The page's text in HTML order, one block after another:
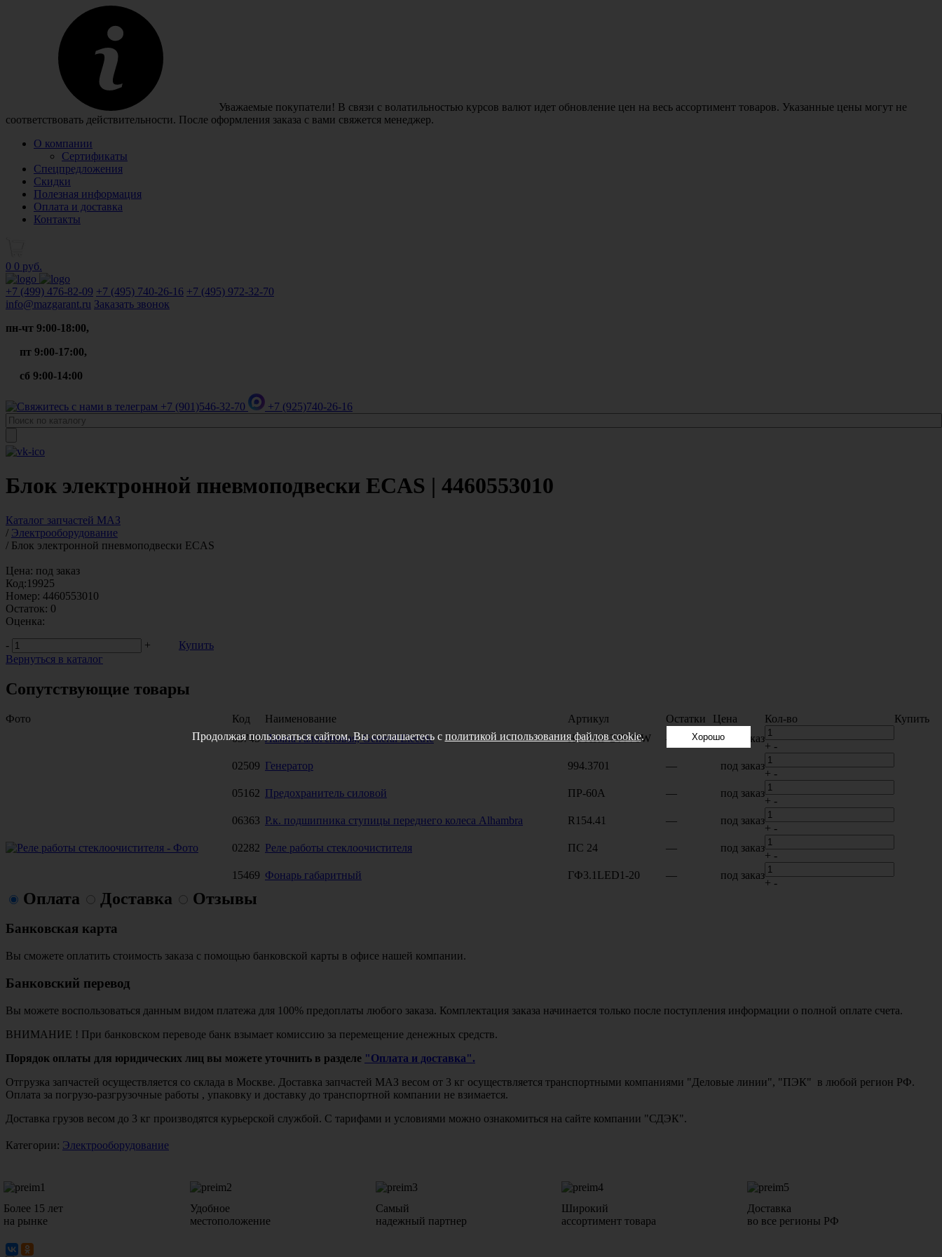
Уважаемые покупатели! В связи с волатильностью курсов валют идет обновление цен на весь ассортимент товаров. Указанные цены могут не
соответствовать действительности. После оформления заказа с вами свяжется менеджер.
О компании
Сертификаты
Спецпредложения
Скидки
Полезная информация
Оплата и доставка
Контакты
0 0 руб.
+7 (499) 476-82-09 +7 (495) 740-26-16 +7 (495) 972-32-70
info@mazgarant.ru Заказать звонок
пн-чт 9:00-18:00,
пт 9:00-17:00,
сб 9:00-14:00
+7 (901)546-32-70 +7 (925)740-26-16
Блок электронной пневмоподвески ECAS | 4460553010
Каталог запчастей МАЗ
/ Электрооборудование
/ Блок электронной пневмоподвески ECAS
Цена: под заказ
Код:19925
Номер: 4460553010
Остаток: 0
Оценка:
-
+
Купить
Вернуться в каталог
Сопутствующие товары
Фото Код Наименование Артикул Остатки Цена Кол-во
Купить
03745 Лампа галогеновая, General Electric Н1 АКГ 24V70W — под заказ
+ -
02509 Генератор 994.3701 — под заказ
+ -
05162 Предохранитель силовой ПР-60А — под заказ
+ -
06363 Р.к. подшипника ступицы переднего колеса Alhambra R154.41 — под заказ
+ -
02282 Реле работы стеклоочистителя ПС 24 — под заказ
+ -
15469 Фонарь габаритный ГФ3.1LED1-20 — под заказ
+ -
Оплата Доставка Отзывы
Банковская карта
Вы сможете оплатить стоимость заказа с помощью банковской карты в офисе нашей компании.
Банковский перевод
Вы можете воспользоваться данным видом платежа для 100% предоплаты любого заказа. Комплектация заказа начинается только после поступления информации о полной оплате счета.
ВНИМАНИЕ ! При банковском переводе банк взымает комиссию за перемещение денежных средств.
Порядок оплаты для юридических лиц вы можете уточнить в разделе "Оплата и доставка".
Отгрузка запчастей осуществляется со склада в Москве. Доставка запчастей МАЗ весом от 3 кг осуществляется транспортными компаниями "Деловые линии", "ПЭК" в любой регион РФ.
Оплата за погрузо-разгрузочные работы , упаковку и доставку до транспортной компании не взимается.
Доставка грузов весом до 3 кг производятся курьерской службой. С тарифами и условиями можно ознакомиться на сайте компании "СДЭК".
Категории: Электрооборудование
Более 15 лет
на рынке
Удобное
местоположение
Самый
надежный партнер
Широкий
ассортимент товара
Доставка
во все регионы РФ
Продолжая пользоваться сайтом, Вы соглашаетесь с политикой использования файлов cookie. Хорошо